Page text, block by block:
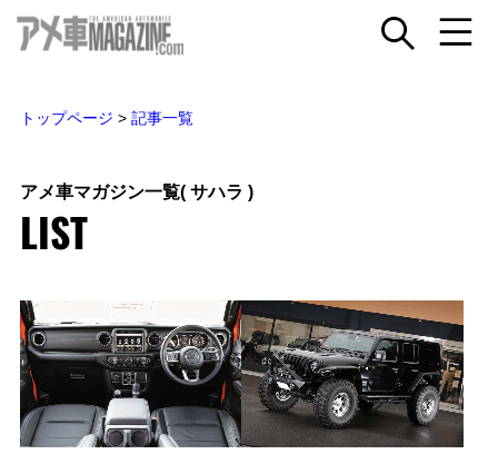
トップページ > 記事一覧
アメ車マガジン一覧( サハラ )
LIST